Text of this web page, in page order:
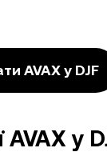
AVAX у DJF
у